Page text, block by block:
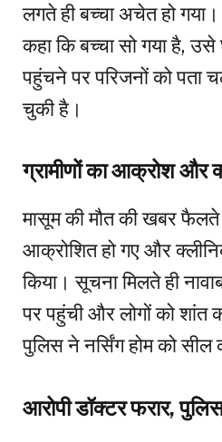
लगते ही बच्चा अचेत हो
कहा कि बच्चा सो गया है,
पहुंचने पर परिजनों को पता
चुकी है।
ग्रामीणों का आक्रोश और
मासूम की मौत की खबर फैलते
आक्रोशित हो गए और
किया। सूचना मिलते ही
पर पहुंची और लोगों को शांत
पुलिस ने नर्सिंग होम को सील
आरोपी डॉक्टर फरार,